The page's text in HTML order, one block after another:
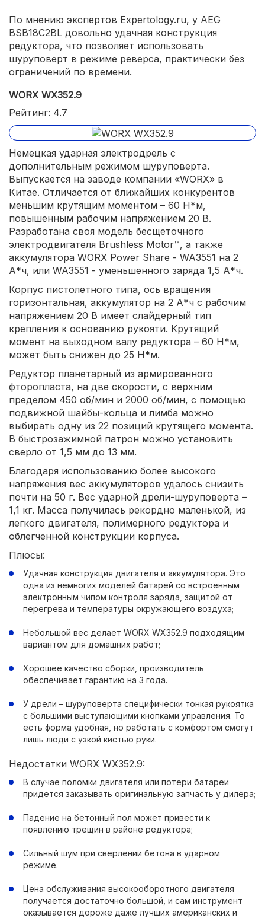
По мнению экспертов Expertology.ru, у AEG
BSB18C2BL довольно удачная конструкция
редуктора, что позволяет использовать
шуруповерт в режиме реверса, практически без
ограничений по времени.
WORX WX352.9
Рейтинг: 4.7
Немецкая ударная электродрель с
дополнительным режимом шуруповерта.
Выпускается на заводе компании «WORX» в
Китае. Отличается от ближайших конкурентов
меньшим крутящим моментом – 60 Н*м,
повышенным рабочим напряжением 20 В.
Разработана своя модель бесщеточного
электродвигателя Brushless Motor™, а также
аккумулятора WORX Power Share - WA3551 на 2
А*ч, или WA3551 - уменьшенного заряда 1,5 А*ч.
Корпус пистолетного типа, ось вращения
горизонтальная, аккумулятор на 2 А*ч с рабочим
напряжением 20 В имеет слайдерный тип
крепления к основанию рукояти. Крутящий
момент на выходном валу редуктора – 60 Н*м,
может быть снижен до 25 Н*м.
Редуктор планетарный из армированного
фторопласта, на две скорости, с верхним
пределом 450 об/мин и 2000 об/мин, с помощью
подвижной шайбы-кольца и лимба можно
выбирать одну из 22 позиций крутящего момента.
В быстрозажимной патрон можно установить
сверло от 1,5 мм до 13 мм.
Благодаря использованию более высокого
напряжения вес аккумуляторов удалось снизить
почти на 50 г. Вес ударной дрели-шуруповерта –
1,1 кг. Масса получилась рекордно маленькой, из
легкого двигателя, полимерного редуктора и
облегченной конструкции корпуса.
Плюсы:
Удачная конструкция двигателя и аккумулятора. Это
одна из немногих моделей батарей со встроенным
электронным чипом контроля заряда, защитой от
перегрева и температуры окружающего воздуха;
Небольшой вес делает WORX WX352.9 подходящим
вариантом для домашних работ;
Хорошее качество сборки, производитель
обеспечивает гарантию на 3 года.
У дрели – шуруповерта специфически тонкая рукоятка
с большими выступающими кнопками управления. То
есть форма удобная, но работать с комфортом смогут
лишь люди с узкой кистью руки.
Недостатки WORX WX352.9:
В случае поломки двигателя или потери батареи
придется заказывать оригинальную запчасть у дилера;
Падение на бетонный пол может привести к
появлению трещин в районе редуктора;
Сильный шум при сверлении бетона в ударном
режиме.
Цена обслуживания высокооборотного двигателя
получается достаточно большой, и сам инструмент
оказывается дороже даже лучших американских и